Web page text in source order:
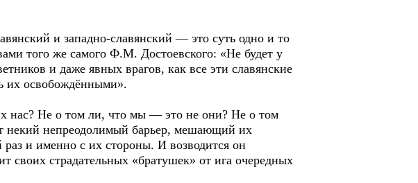
и западно-славянский — это суть одно и то
того же самого Ф.М. Достоевского: «Не будет у
и даже явных врагов, как все эти славянские
их освобождёнными».
нас? Не о том ли, что мы — это не они? Не о том
некий непреодолимый барьер, мешающий их
и именно с их стороны. И возводится он
своих страдательных «братушек» от ига очередных